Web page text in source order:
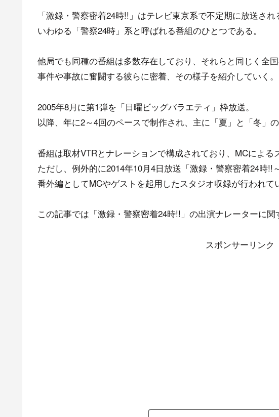
「激録・警察密着24時!!」はテレビ東京系で不定期に放送され
いわゆる「警察24時」系と呼ばれる番組のひとつである。
他局でも同種の番組は多数存在しており、それらと同じく全
事件や事故に奮闘する彼らに密着、その様子を紹介していく。
2005年8月に第1弾を「日曜ビッグバラエティ」枠放送。
以降、年に2～4回のペースで制作され、主に「夏」と「冬」
番組は取材VTRとナレーションで構成されており、MCによる
ただし、例外的に2014年10月4日放送「激録・警察密着24時
番外編としてMCやゲストを起用したスタジオ収録が行われて
この記事では「激録・警察密着24時!!」の出演ナレーターに関
スポンサーリンク